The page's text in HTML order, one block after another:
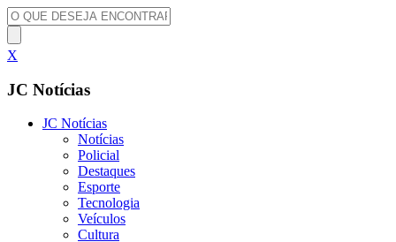
X
JC Notícias
JC Notícias
Notícias
Policial
Destaques
Esporte
Tecnologia
Veículos
Cultura